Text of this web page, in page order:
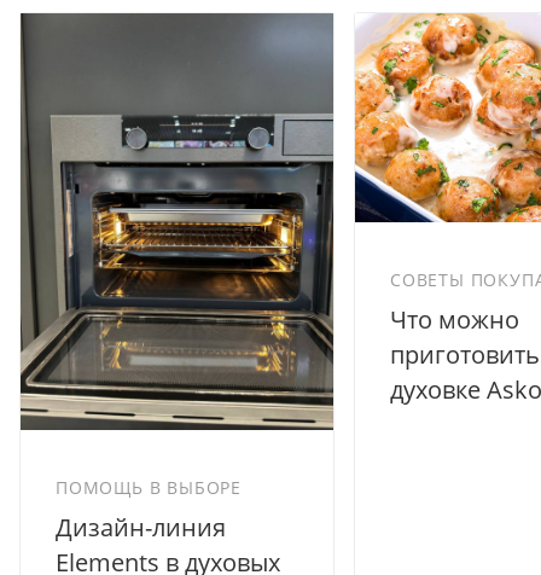
ПОМОЩЬ В ВЫБОРЕ
Дизайн-линия
Elements в духовых
СОВЕТЫ
Что можно
духовке